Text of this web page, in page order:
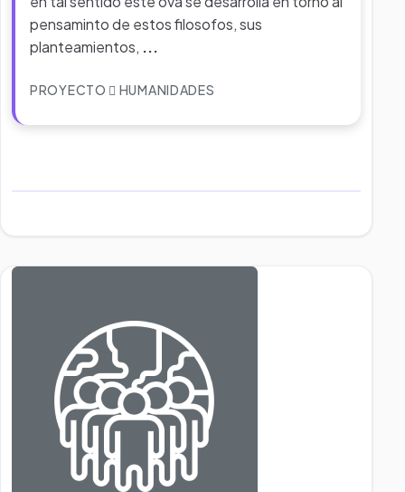
pensaminto de estos filosofos, sus
planteamientos, ...
PROYECTO HUMANIDADES